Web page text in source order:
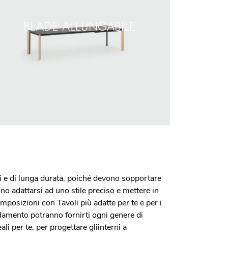
BLADE ALLUNGABILE
di lunga durata, poiché devono sopportare
adattarsi ad uno stile preciso e mettere in
con Tavoli più adatte per te e per i
potranno fornirti ogni genere di
per te, per progettare gliinterni a